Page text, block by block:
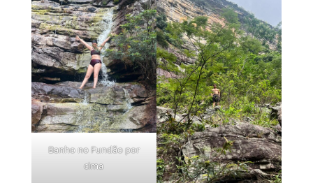
Banho no Fundão por
cima